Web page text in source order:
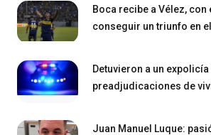
Boca recibe a Vélez, con
conseguir un triunfo en
Detuvieron a un
preadjudicaciones de
Juan Manuel Luque: